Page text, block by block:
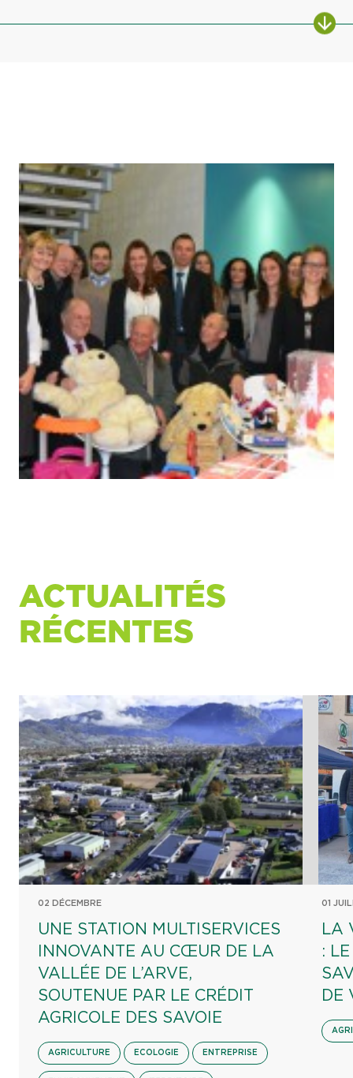
ACTUALITÉS
RÉCENTES
02 DÉCEMBRE
UNE STATION MULTISERVICES
INNOVANTE AU CŒUR DE LA
VALLÉE DE L’ARVE,
SOUTENUE PAR LE CRÉDIT
AGRICOLE DES SAVOIE
AGRICULTURE ECOLOGIE ENTREPRISE
01
LA
:
DE